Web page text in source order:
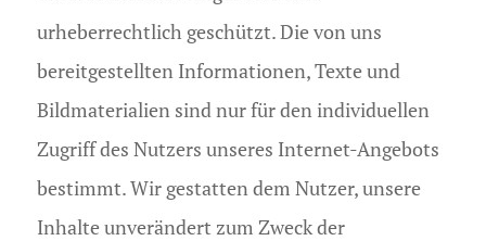
urheberrechtlich geschützt. Die von uns
bereitgestellten Informationen, Texte und
Bildmaterialien sind nur für den individuellen
Zugriff des Nutzers unseres Internet-Angebots
bestimmt. Wir gestatten dem Nutzer, unsere
Inhalte unverändert zum Zweck der